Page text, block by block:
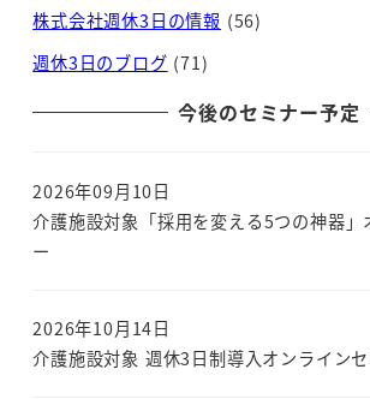
株式会社週休3日の情報 (56)
週休3日のブログ (71)
今後のセミナー予定
2026年09月10日
介護施設対象「採用を変える5つの神器」
ー
2026年10月14日
介護施設対象 週休3日制導入オンライン